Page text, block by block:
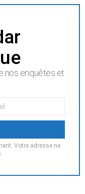
nos enquêtes et
Votre adresse ne